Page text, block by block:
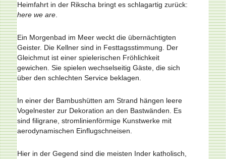
Heimfahrt in der Rikscha bringt es schlagartig zurück:
here we are.
Ein Morgenbad im Meer weckt die übernächtigten
Geister. Die Kellner sind in Festtagsstimmung. Der
Gleichmut ist einer spielerischen Fröhlichkeit
gewichen. Sie spielen wechsel­seitig Gäste, die sich
über den schlechten Service beklagen.
In einer der Bambushütten am Strand hängen leere
Vogelnester zur Dekoration an den Bastwänden. Es
sind filigrane, stromlinienförmige Kunstwerke mit
aerodynamischen Einflugschneisen.
Hier in der Gegend sind die meisten Inder katholisch,